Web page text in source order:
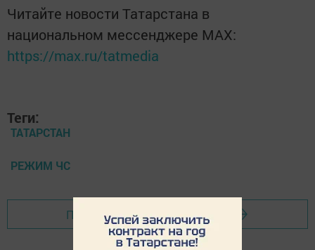
Читайте новости Татарстана в
национальном мессенджере MАХ:
https://max.ru/tatmedia
Теги:
ТАТАРСТАН
РЕЖИМ ЧС
Перейти на страницу новости